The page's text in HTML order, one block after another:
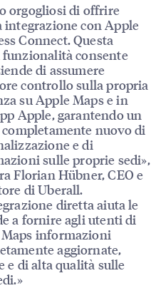
orgogliosi di offrire
integrazione con Apple
Connect. Questa
funzionalità consente
di assumere
controllo sulla propria
su Apple Maps e in
Apple, garantendo un
nuovo di
e di
sulle proprie sedi»,
Florian Hübner, CEO e
di Uberall.
diretta aiuta le
a fornire agli utenti di
informazioni
aggiornate,
e di alta qualità sulle